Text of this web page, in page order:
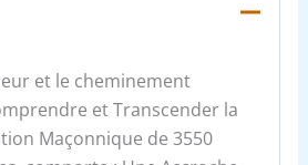
et le cheminement
et Transcender la
Maçonnique de 3550